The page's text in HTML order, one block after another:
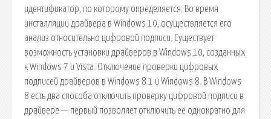
идентификатор, по которому определяется. Во время
инсталляции драйвера в Windows 10, осуществляется его
анализ относительно цифровой подписи. Существует
возможность установки драйверов в Windows 10, созданных
к Windows 7 и Vista. Отключение проверки цифровых
подписей драйверов в Windows 8.1 и Windows 8. В Windows
8 есть два способа отключить проверку цифровой подписи в
драйвере — первый позволяет отключить ее однократно для